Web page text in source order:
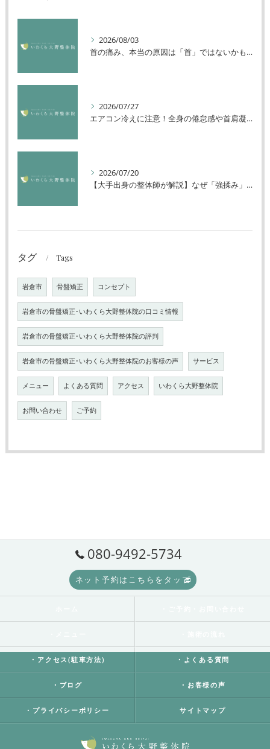
2026/08/03
首の痛み、本当の原因は「首」ではないかもしれません
2026/07/27
エアコン冷えに注意！全身の倦怠感や首肩凝りを解消する方法
2026/07/20
【大手出身の整体師が解説】なぜ「強揉み」は体に良くないのか？
タグ Tags
岩倉市 骨盤矯正 コンセプト
岩倉市の骨盤矯正･いわくら大野整体院の口コミ情報
岩倉市の骨盤矯正･いわくら大野整体院の評判
岩倉市の骨盤矯正･いわくら大野整体院のお客様の声 サービス
メニュー よくある質問 アクセス いわくら大野整体院
お問い合わせ ご予約
080-9492-5734
ネット予約はこちらをタップ
・アクセス(駐車方法) ・よくある質問
・ブログ ・お客様の声
・プライバシーポリシー サイトマップ